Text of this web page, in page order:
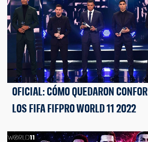
OFICIAL: CÓMO QUEDARON
LOS FIFA FIFPRO WORLD 11 2022